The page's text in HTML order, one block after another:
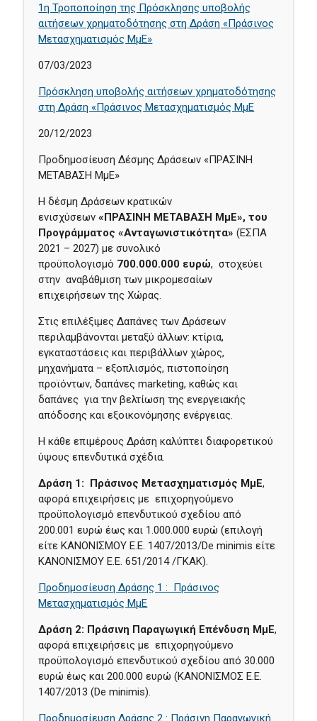
1η Τροποποίηση της Πρόσκλησης υποβολής
αιτήσεων χρηματοδότησης στη Δράση «Πράσινος
Μετασχηματισμός ΜμΕ»
07/03/2023
Πρόσκληση υποβολής αιτήσεων χρηματοδότησης
στη Δράση «Πράσινος Μετασχηματισμός ΜμΕ
20/12/2023
Προδημοσίευση Δέσμης Δράσεων «ΠΡΑΣΙΝΗ
ΜΕΤΑΒΑΣΗ ΜμΕ»
Η δέσμη Δράσεων κρατικών
ενισχύσεων«ΠΡΑΣΙΝΗ ΜΕΤΑΒΑΣΗ ΜμΕ», του
Προγράμματος «Ανταγωνιστικότητα» (ΕΣΠΑ
2021 – 2027) με συνολικό
προϋπολογισμό 700.000.000 ευρώ, στοχεύει
στην αναβάθμιση των μικρομεσαίων
επιχειρήσεων της Χώρας.
Στις επιλέξιμες Δαπάνες των Δράσεων
περιλαμβάνονται μεταξύ άλλων: κτίρια,
εγκαταστάσεις και περιβάλλων χώρος,
μηχανήματα – εξοπλισμός, πιστοποίηση
προϊόντων, δαπάνες marketing, καθώς και
δαπάνες για την βελτίωση της ενεργειακής
απόδοσης και εξοικονόμησης ενέργειας.
Η κάθε επιμέρους Δράση καλύπτει διαφορετικού
ύψους επενδυτικά σχέδια.
Δράση 1: Πράσινος Μετασχηματισμός ΜμΕ,
αφορά επιχειρήσεις με επιχορηγούμενο
προϋπολογισμό επενδυτικού σχεδίου από
200.001 ευρώ έως και 1.000.000 ευρώ (επιλογή
είτε ΚΑΝΟΝΙΣΜΟΥ Ε.Ε. 1407/2013/De minimis είτε
ΚΑΝΟΝΙΣΜΟΥ Ε.Ε. 651/2014 /ΓΚΑΚ).
Προδημοσίευση Δράσης 1 : Πράσινος
Μετασχηματισμός ΜμΕ
Δράση 2: Πράσινη Παραγωγική Επένδυση ΜμΕ,
αφορά επιχειρήσεις με επιχορηγούμενο
προϋπολογισμό επενδυτικού σχεδίου από 30.000
ευρώ έως και 200.000 ευρώ (ΚΑΝΟΝΙΣΜΟΣ Ε.Ε.
1407/2013 (De minimis).
Προδημοσίευση Δράσης 2 : Πράσινη Παραγωγική